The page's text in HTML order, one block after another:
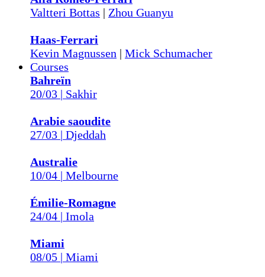
Valtteri Bottas | Zhou Guanyu
Haas-Ferrari
Kevin Magnussen | Mick Schumacher
Courses
Bahreïn
20/03 | Sakhir
Arabie saoudite
27/03 | Djeddah
Australie
10/04 | Melbourne
Émilie-Romagne
24/04 | Imola
Miami
08/05 | Miami